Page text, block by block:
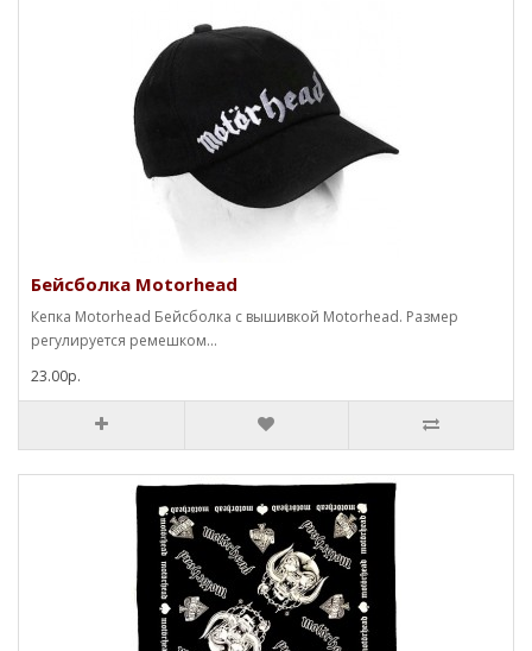
Бейсболка Motorhead
Кепка Motorhead Бейсболка с вышивкой Motorhead. Размер
регулируется ремешком...
23.00р.